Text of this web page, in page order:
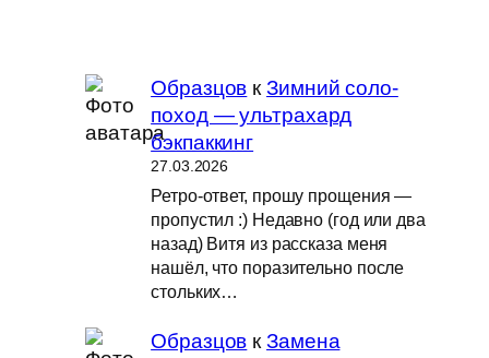
Образцов кЗимний соло-
поход — ультрахард
бэкпаккинг
27.03.2026
Ретро-ответ, прошу прощения —
пропустил :) Недавно (год или два
назад) Витя из рассказа меня
нашёл, что поразительно после
стольких…
Образцов кЗамена